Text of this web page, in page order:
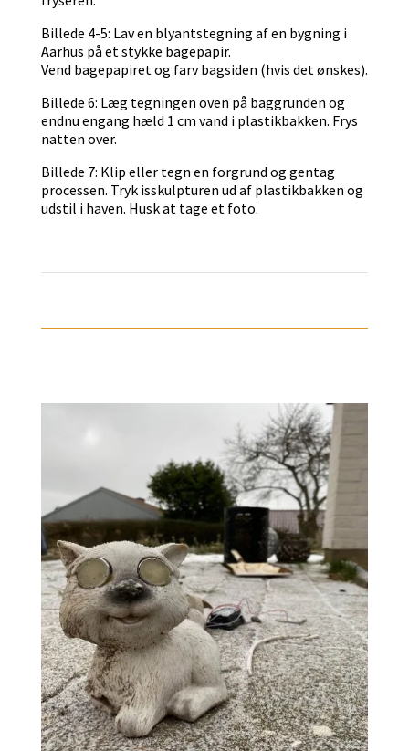
Billede 4-5: Lav en blyantstegning af en bygning i
Aarhus på et stykke bagepapir.
Vend bagepapiret og farv bagsiden (hvis det ønskes).
Billede 6: Læg tegningen oven på baggrunden og
endnu engang hæld 1 cm vand i plastikbakken. Frys
natten over.
Billede 7: Klip eller tegn en forgrund og gentag
processen. Tryk isskulpturen ud af plastikbakken og
udstil i haven. Husk at tage et foto.